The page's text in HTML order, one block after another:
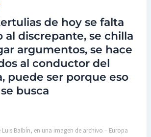
de hoy se falta
al discrepante, se chilla
argumentos, se hace
al conductor del
puede ser porque eso
busca
Luis Balbín, en una imagen de archivo – Europa